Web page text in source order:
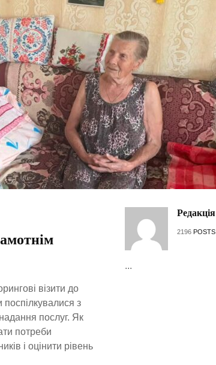
візити до
з
послуг. Як
потреби
і оцінити рівень
Редакція
2196 POSTS
...